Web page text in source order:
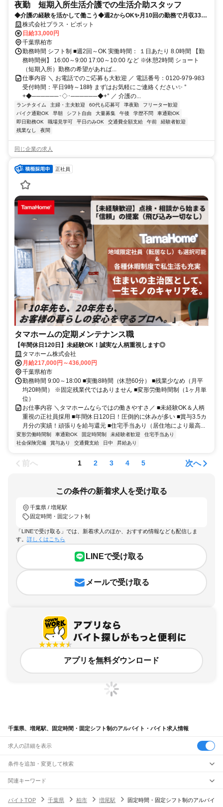
夜勤 短期入所生活介護での生活介助スタッフ
◆介護の経験を活かして働こう◆週2からOK✨月10回の勤務で月収33万
以上！プラス・ピボット独自の福利厚生が多数！
株式会社プラス・ピボット
日給33,000円
千葉県柏市
勤務時間 シフト制 ■週2回～OK 実働時間： １日あたり 8.0時間 【勤
務時間例】 16:00～9:00 17:00～10:00 など ※休憩2時間 ショート
（短期入所）勤務の希望があれば...
仕事内容 ＼ お電話でのご応募も大歓迎 ／ 電話番号：0120-979-983
受付時間：平日9時～18時 まずはお気軽にご連絡ください✨ °
+◆──────･◇･──────◆+° ／ 介護の...
ランチタイム 主婦・主夫歓迎 60代も応募可 準夜勤
フリーター歓迎
バイク通勤OK
早朝 シフト自由 大量募集 午後 学歴不問
車通勤OK
即日勤務OK
職場見学可 平日のみOK 交通費全額支給 午前
経験者歓迎
残業なし
夜間
同じ企業の求人
正社員
タマホームの定期メンテナンス職
【年間休日120日】未経験OK！誠実な人柄重視します◎
タマホーム株式会社
月給217,000円～436,000円
千葉県柏市
勤務時間 9:00～18:00 ■実働8時間（休憩60分） ■残業少なめ（月平
均20時間） ※固定残業代ではありません ■変形労働時間制（1ヶ月単
位）
お仕事内容 ＼タマホームならではの働きやすさ／ ■未経験OK＆人柄
重視の正社員採用 ■年間休日120日！圧倒的に休みが多い ■賞与3.5カ
月分の実績！頑張りを給与還元 ■住宅手当あり（居住地により最高...
変形労働時間制 車通勤OK 固定時間制 未経験者歓迎
住宅手当あり
社会保険完備
賞与あり 交通費支給 日中 昇給あり
前へ 1 2 3 4 5 次へ
この条件の新着求人を受け取る
千葉県 / 増尾駅
固定時間・固定シフト制
「LINEで受け取る」では、新着求人のほか、おすすめ情報なども配信しま
す。 詳しくはこちら
LINEで受け取る
メールで受け取る
アプリを無料ダウンロード
千葉県、増尾駅、固定時間・固定シフト制のアルバイト・バイト求人情報
求人の詳細を表示
条件を追加・変更して検索
市区町村を追加・変更
千葉県すべて
駅を追加・変更
関連キーワード
バイトTOP
千葉県 柏市 増尾駅
固定時間・固定シフト制のアルバイ